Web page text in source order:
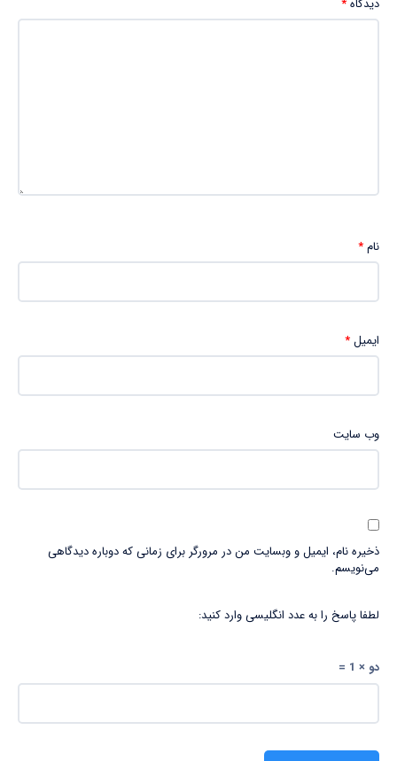
دیدگاه*
نام*
ایمیل*
وب‌ سایت
ذخیره نام، ایمیل و وبسایت من در مرورگر برای زمانی که دوباره دیدگاهی
می‌نویسم.
لطفا پاسخ را به عدد انگلیسی وارد کنید:
دو × 1 =